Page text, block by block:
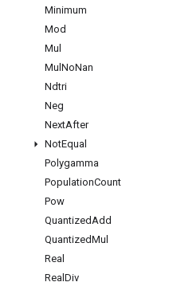
Minimum
Mod
Mul
Mul NoNan
Ndtri
Neg
NextAfter
NotEqual
Polygamma
PopulationCount
Pow
QuantizedAdd
QuantizedMul
Real
Real Div